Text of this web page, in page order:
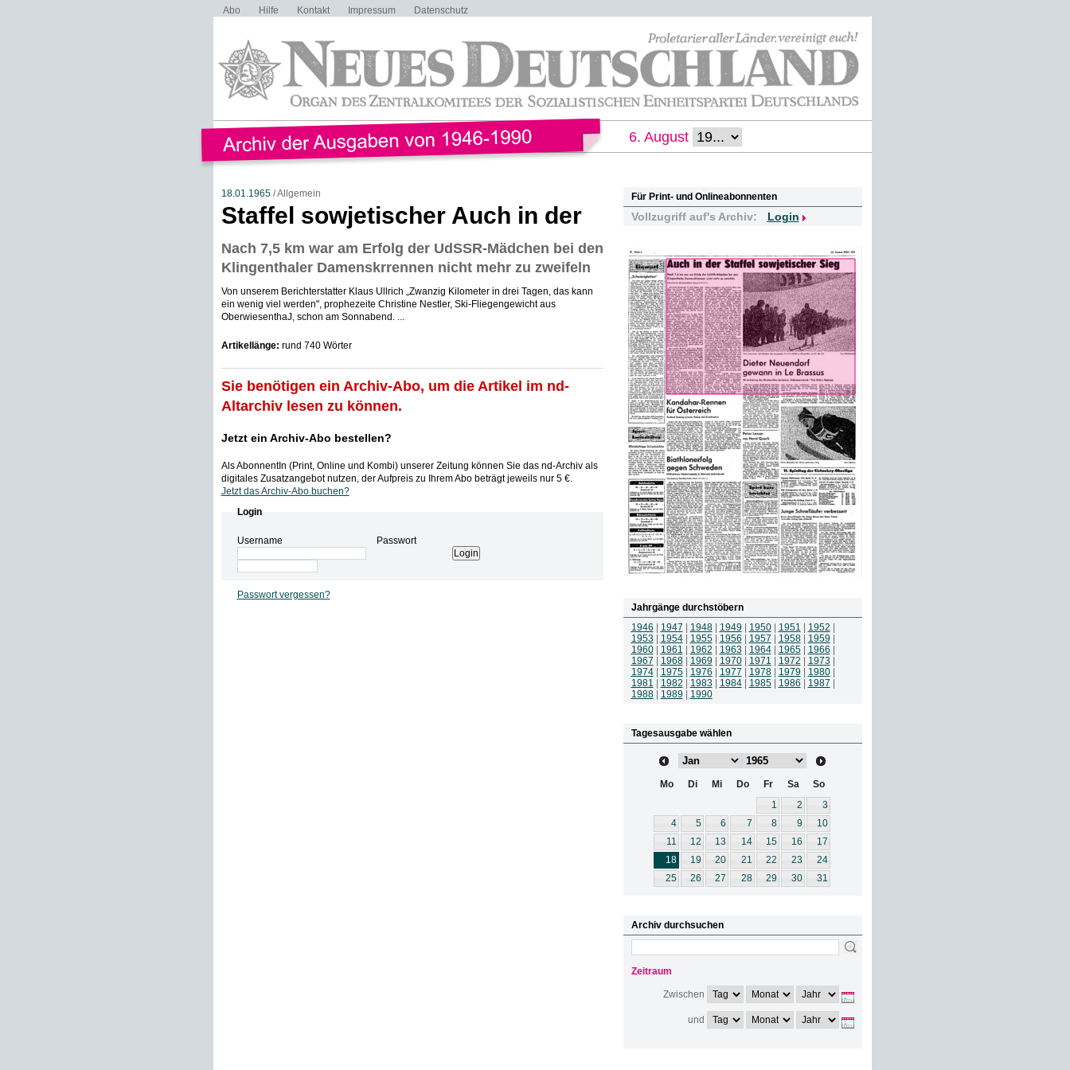
Abo Hilfe Kontakt Impressum Datenschutz
6. August
18.01.1965/ Allgemein
Staffel sowjetischer Auch in der
Nach 7,5 km war am Erfolg der UdSSR-Mädchen bei den
Klingenthaler Damenskrrennen nicht mehr zu zweifeln
Von unserem Berichterstatter Klaus Ullrich „Zwanzig Kilometer in drei Tagen, das kann
ein wenig viel werden", prophezeite Christine Nestler, Ski-Fliegengewicht aus
OberwiesenthaJ, schon am Sonnabend. ...
Artikellänge: rund 740 Wörter
Sie benötigen ein Archiv-Abo, um die Artikel im nd-
Altarchiv lesen zu können.
Jetzt ein Archiv-Abo bestellen?
Als AbonnentIn (Print, Online und Kombi) unserer Zeitung können Sie das nd-Archiv als
digitales Zusatzangebot nutzen, der Aufpreis zu Ihrem Abo beträgt jeweils nur 5 €.
Jetzt das Archiv-Abo buchen?
Login
Username Passwort
Passwort vergessen?
Für Print- und Onlineabonnenten
Vollzugriff auf's Archiv: Login
Jahrgänge durchstöbern
1946
1947 1948| 1949 1950| 1951 1952
1953
1954| 1955| 1956 1957 1958| 1959
1960| 1961 1962 1963 1964| 1965| 1966
1967
1968| 1969 1970| 1971 1972 1973
1974| 1975| 1976 1977 1978| 1979 1980|
1981
1982 1983 1984| 1985| 1986 1987
1988| 1989 1990
Tagesausgabe wählen
Mo Di Mi Do Fr Sa
So
1
2
3
4
5 6 7 8 9
10
11
12 13 14 15 16
17
18
19 20 21 22 23
24
25
26 27 28 29 30 31
Archiv durchsuchen
Zeitraum
Zwischen
und